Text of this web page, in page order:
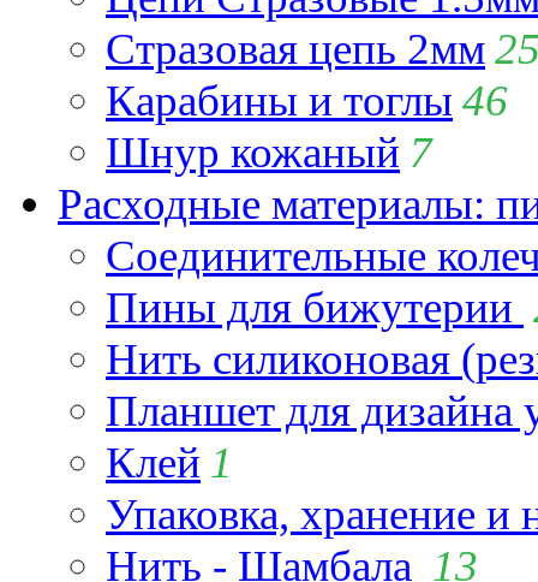
Стразовая цепь 2мм
Карабины и тоглы 46
Шнур кожаный 7
Расходные материалы:
Соединительные
Пины для бижутерии
Нить силиконовая
Планшет для
Клей 1
Упаковка, хранение и
Нить - Шамбала 13